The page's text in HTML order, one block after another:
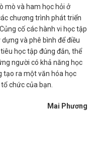
mò và ham học hỏi ở
chương trình phát triển
cố các hành vi học tập
và phê bình để điều
học tập đúng đắn, thể
người có khả năng học
tạo ra một văn hóa học
chức của bạn.
Mai Phương